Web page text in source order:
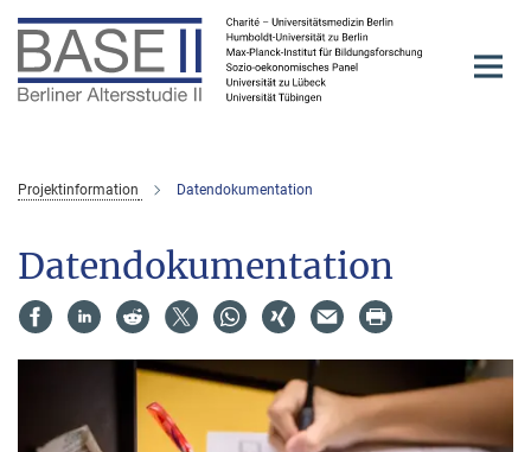
Hauptinhalt
Projektinformation Datendokumentation
Datendokumentation